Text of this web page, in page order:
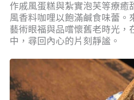
作戚風蛋糕與紮實泡芙等療癒
風香料咖哩以飽滿鹹食味蕾。
藝術眼福與品嚐懷舊老時光，
中，尋回內心的片刻靜謐。